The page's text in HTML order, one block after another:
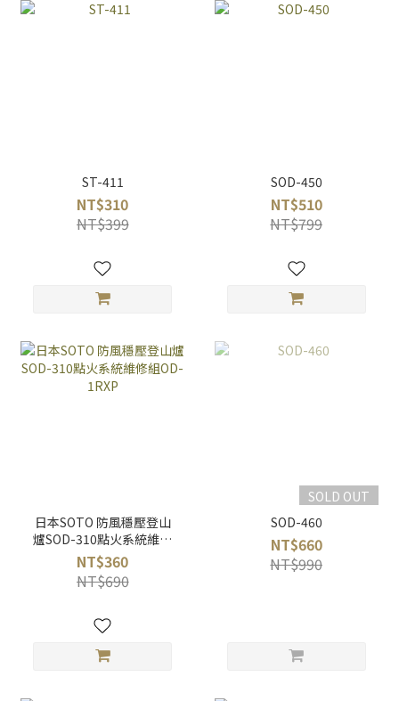
ST-411
NT$310
NT$399
SOD-450
NT$510
NT$799
日本SOTO 防風穩壓登山
爐SOD-310點火系統維修
組OD-1RXP
NT$360
NT$690
SOLD OUT
SOD-460
NT$660
NT$990